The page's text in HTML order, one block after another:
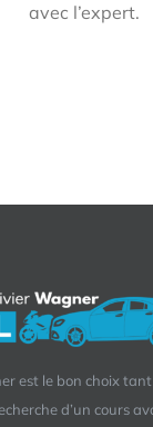
avec l’expert.
est le bon choix
d’un cours